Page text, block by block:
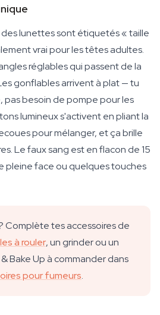
lunettes sont étiquetés « taille
vrai pour les têtes adultes.
réglables qui passent de la
gonflables arrivent à plat — tu
pas besoin de pompe pour les
lumineux s'activent en pliant la
pour mélanger, et ça brille
Le faux sang est en flacon de 15
pleine face ou quelques touches
Complète tes accessoires de
à rouler, un grinder ou un
Bake Up à commander dans
pour fumeurs.